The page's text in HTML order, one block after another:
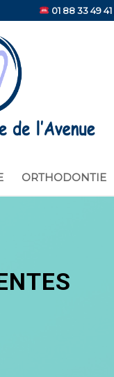
01 88 33 49 41
ORTHODONTIE